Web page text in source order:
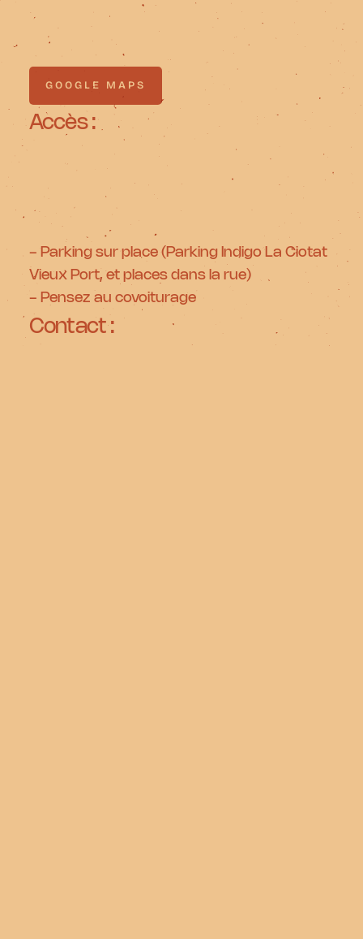
GOOGLE MAPS
Accès :
- Parking sur place (Parking Indigo La Ciotat
Vieux Port, et places dans la rue)
- Pensez au covoiturage
Contact :